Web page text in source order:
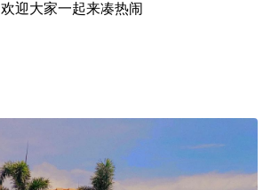
欢迎大家一起来凑热闹